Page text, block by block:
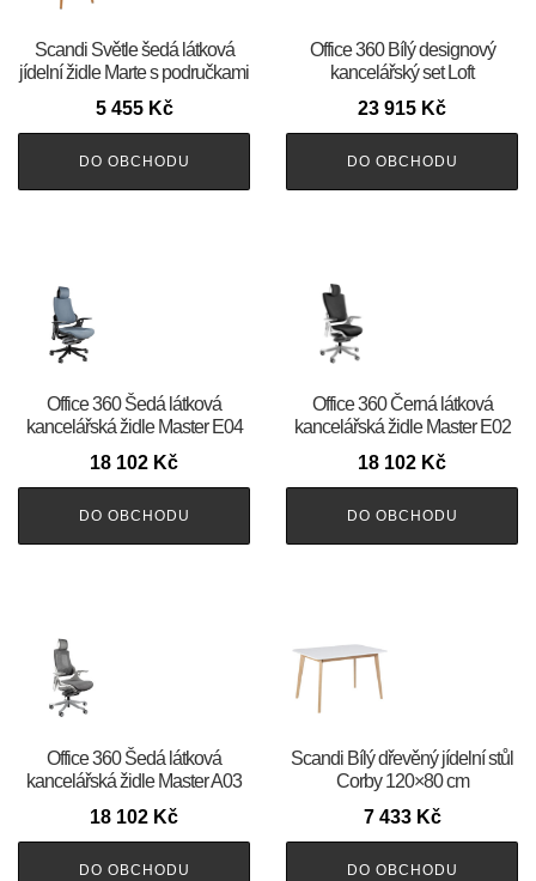
Scandi Světle šedá látková
jídelní židle Marte s područkami
5 455 Kč
DO OBCHODU
Office 360 Bílý designový
kancelářský set Loft
23 915 Kč
DO OBCHODU
Office 360 Šedá látková
kancelářská židle Master E04
18 102 Kč
DO OBCHODU
Office 360 Černá látková
kancelářská židle Master E02
18 102 Kč
DO OBCHODU
Office 360 Šedá látková
kancelářská židle Master A03
18 102 Kč
DO OBCHODU
Scandi Bílý dřevěný jídelní stůl
Corby 120×80 cm
7 433 Kč
DO OBCHODU